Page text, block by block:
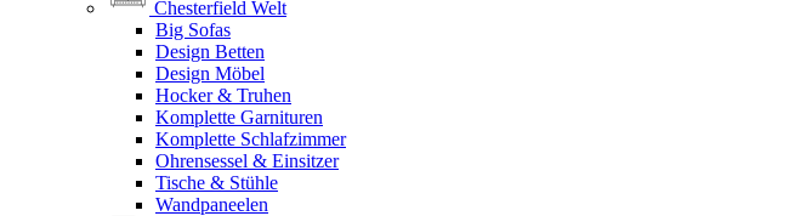
Chesterfield Welt
Big Sofas
Design Betten
Design Möbel
Hocker & Truhen
Komplette Garnituren
Komplette Schlafzimmer
Ohrensessel & Einsitzer
Tische & Stühle
Wandpaneelen